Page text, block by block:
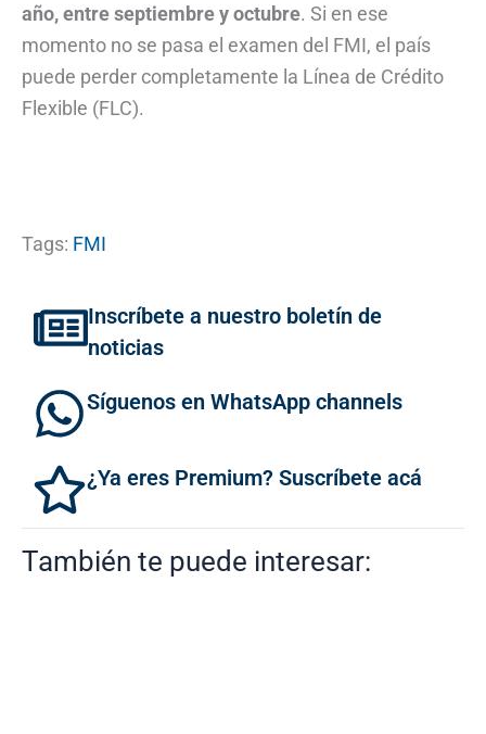
año, entre septiembre y octubre. Si en ese
momento no se pasa el examen del FMI, el país
puede perder completamente la Línea de Crédito
Flexible (FLC).
Tags: FMI
Inscríbete a nuestro boletín de
noticias
Síguenos en WhatsApp channels
¿Ya eres Premium? Suscríbete acá
También te puede interesar: